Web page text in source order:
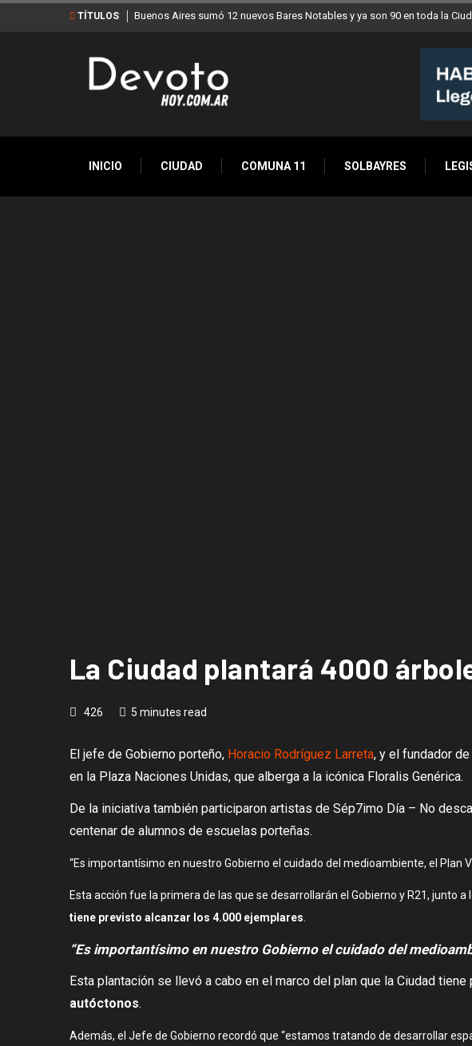
TÍTULOS Buenos Aires sumó 12 nuevos Bares Notables y ya son 90 en toda la
INICIO CIUDAD COMUNA 11 SOLBAYRES
La Ciudad plantará 4000
426 5 minutes read
El jefe de Gobierno porteño, Horacio Rodríguez Larreta, y el fundador
en la Plaza Naciones Unidas, que alberga a la icónica Floralis Genérica.
De la iniciativa también participaron artistas de Sép7imo Día – No
centenar de alumnos de escuelas porteñas.
“Es importantísimo en nuestro Gobierno el cuidado del medioambiente, el Plan
Esta acción fue la primera de las que se desarrollarán el Gobierno y R21, junto
tiene previsto alcanzar los 4.000 ejemplares
“Es importantísimo en nuestro Gobierno el cuidado del
Esta plantación se llevó a cabo en el marco del plan que la Ciudad tiene
autóctonos.
Además, el Jefe de Gobierno recordó que “estamos tratando de desarrollar